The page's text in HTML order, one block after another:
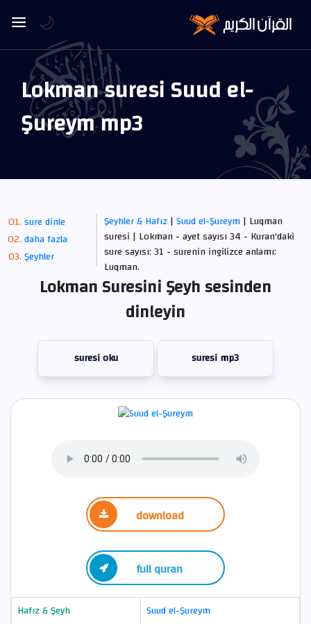
Lokman suresi Suud el-
Şureym mp3
sure dinle
daha fazla
Şeyhler
Şeyhler & Hafız|Suud el-Şureym| Luqman
suresi | Lokman - ayet sayısı 34 - Kuran'daki
sure sayısı: 31 - surenin ingilizce anlamı:
Luqman.
Lokman Suresini Şeyh sesinden
dinleyin
suresi oku suresi mp3
download
full quran
Hafız & Şeyh
Suud el-Şureym
🌙